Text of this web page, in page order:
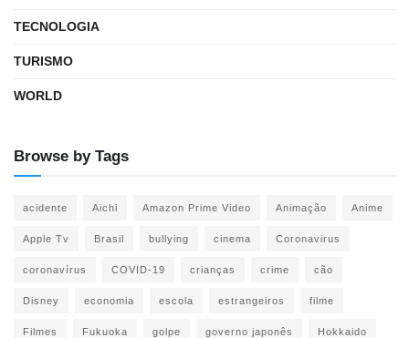
TECNOLOGIA
TURISMO
WORLD
Browse by Tags
acidente Aichi Amazon Prime Video Animação Anime
Apple Tv Brasil bullying cinema Coronavirus
coronavírus COVID-19 crianças crime cão
Disney economia escola estrangeiros filme
Filmes Fukuoka golpe governo japonês Hokkaido